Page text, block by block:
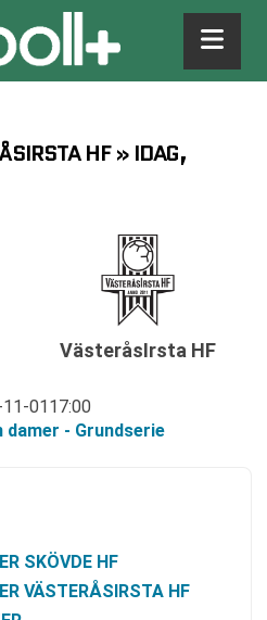
HF » IDAG,
01 17:00
damer - Grundserie
VästeråsIrsta HF
SKÖVDE HF
VÄSTERÅSIRSTA HF